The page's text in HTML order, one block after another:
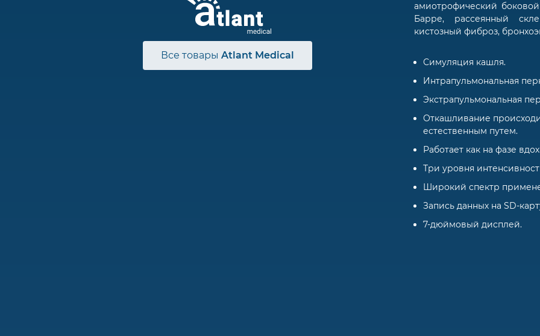
Все товары Atlant Medical
амиотрофический
Барре, рассеянный
кистозный фиброз,
Симуляция кашля.
Интрапульмональная
Экстрапульмональная
Откашливание
естественным путем.
Работает как на фазе
Три уровня
Широкий спектр
Запись данных на SD-
7-дюймовый дисплей.